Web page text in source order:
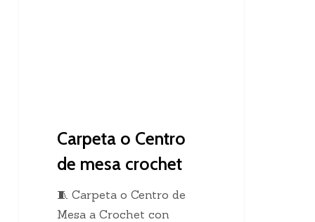
Carpeta o Centro
de mesa crochet
🧵 Carpeta o Centro de
Mesa a Crochet con